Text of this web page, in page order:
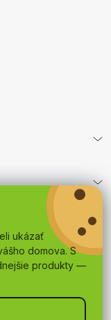
ukázať
domova. S
produkty —